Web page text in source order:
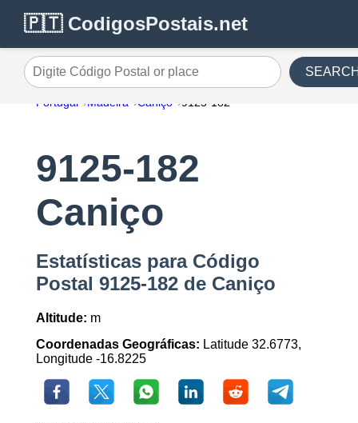
🇵🇹 CodigosPostais.net
Digite Código Postal or place
Portugal Madeira Caniço 9125-182
9125-182
Caniço
Estatísticas para Código
Postal 9125-182 de Caniço
Altitude: m
Coordenadas Geográficas: Latitude 32.6773,
Longitude -16.8225